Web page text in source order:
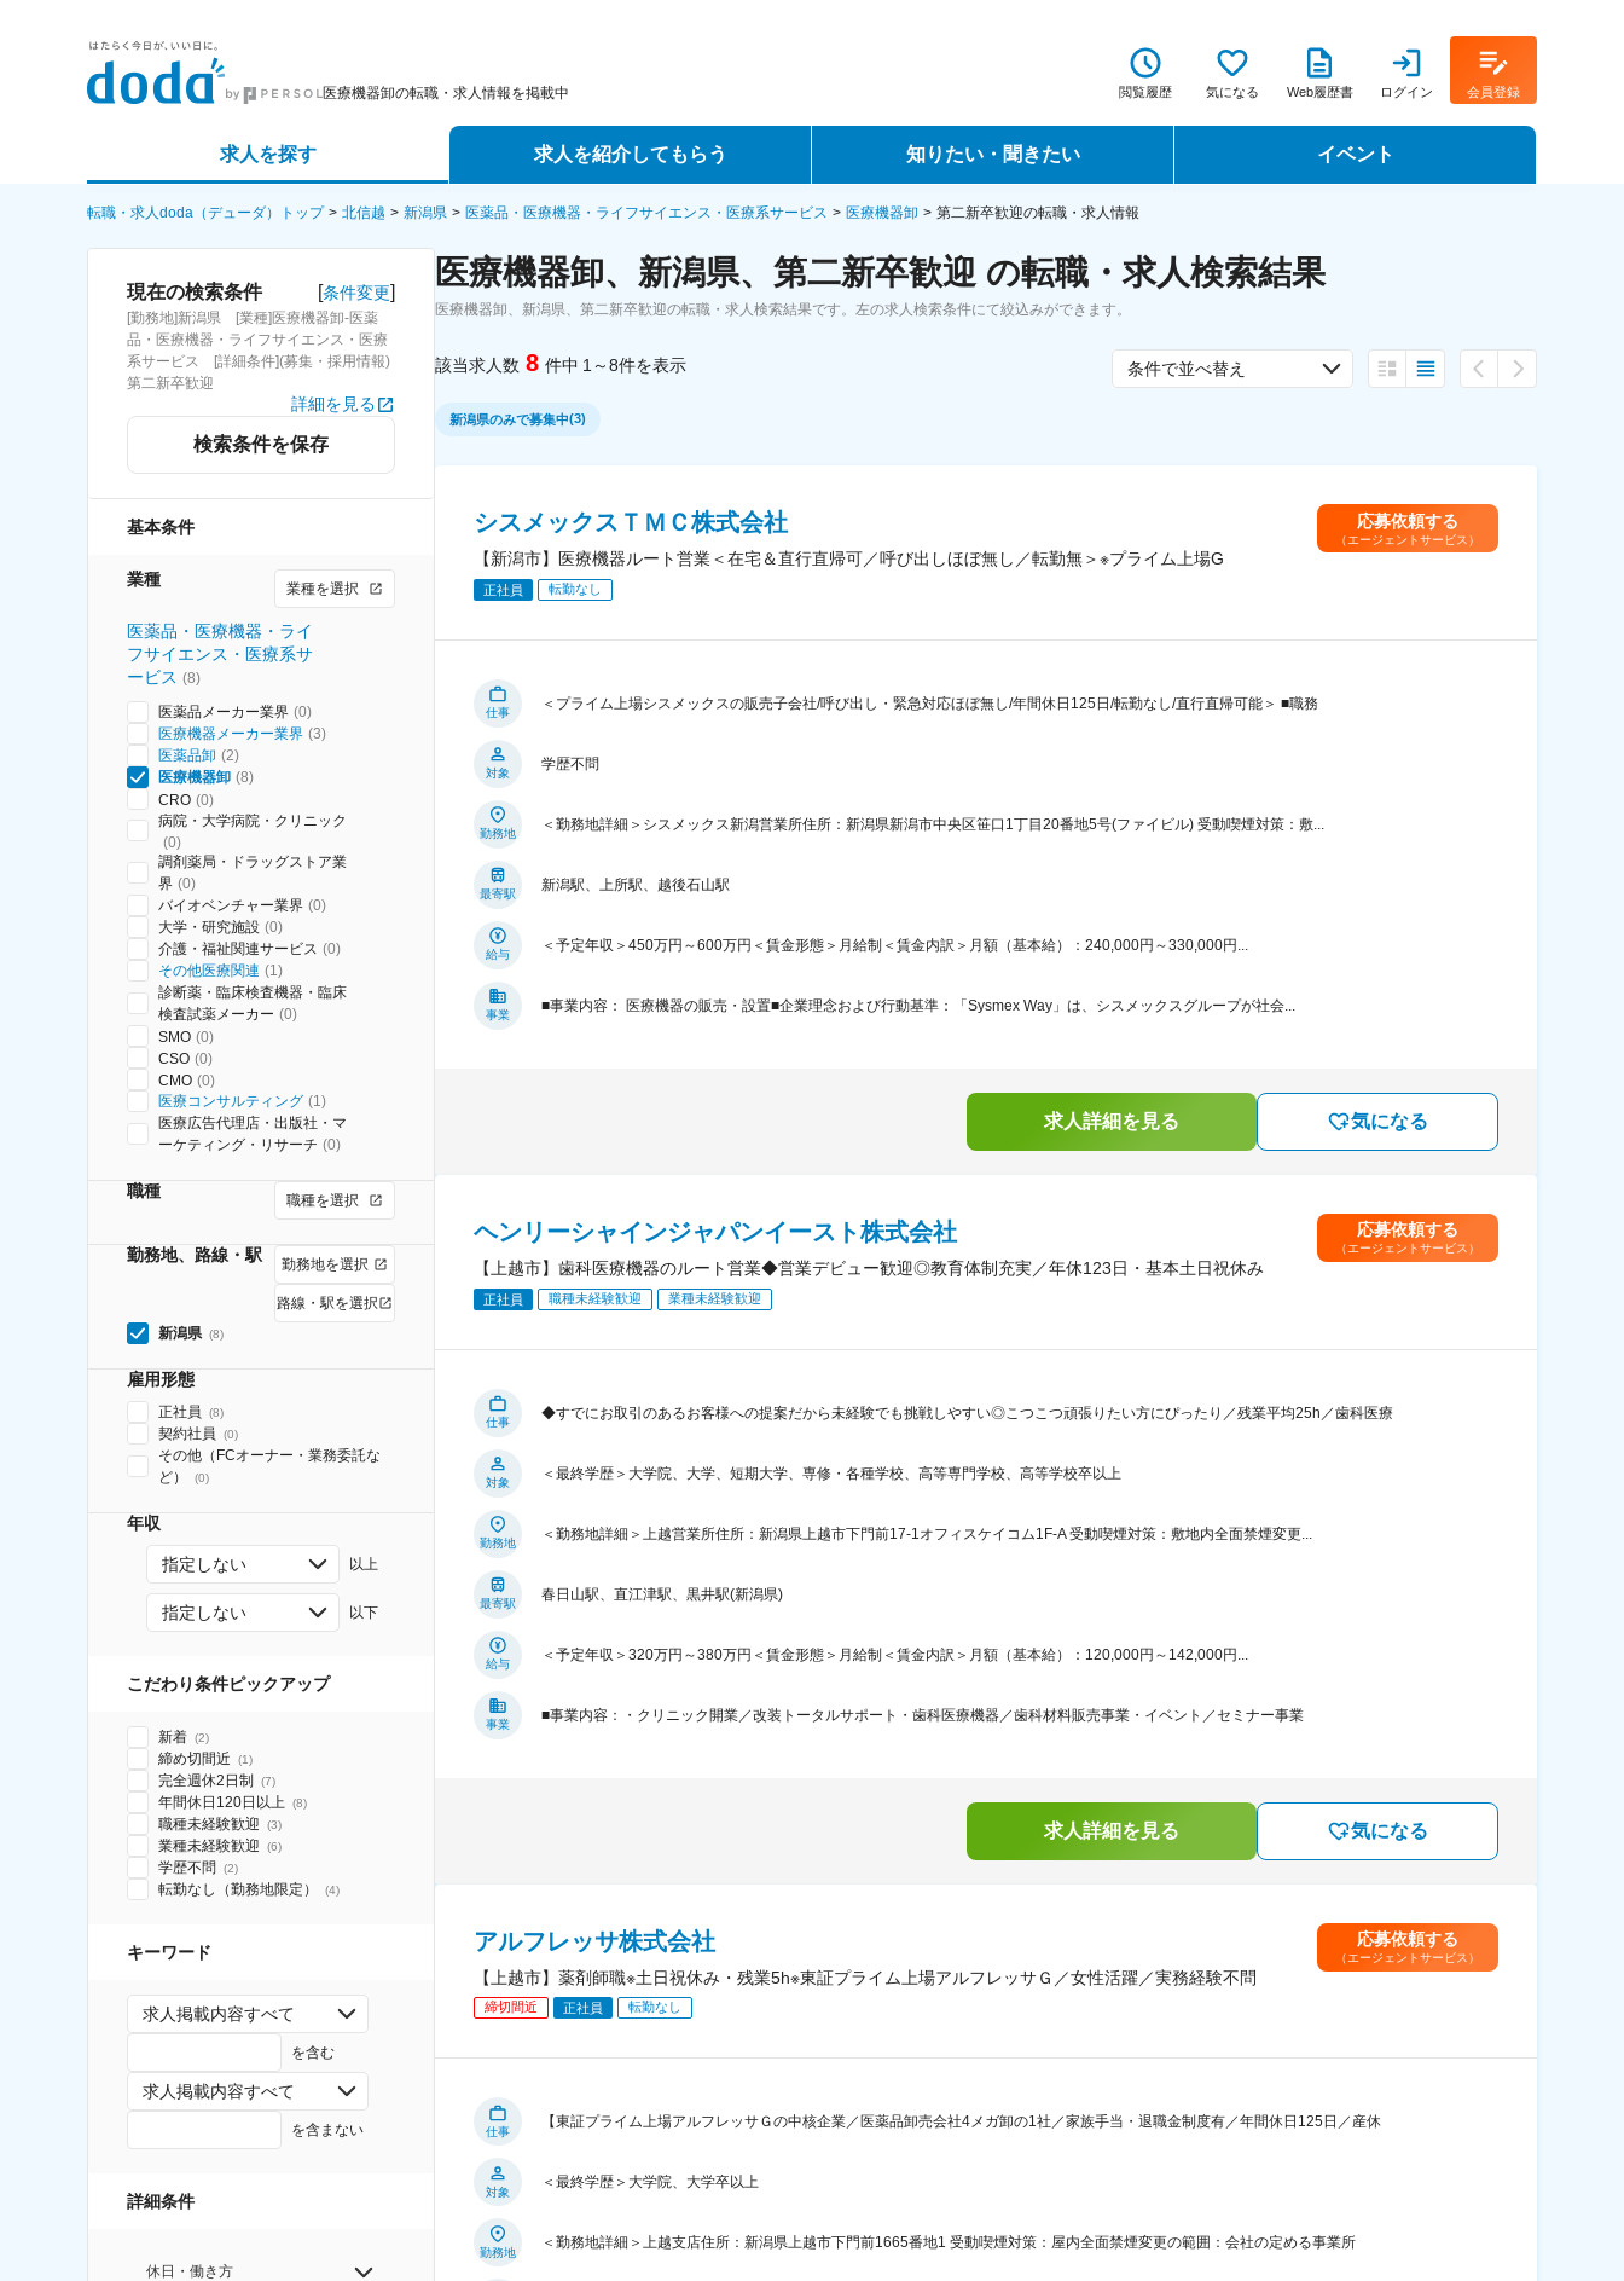
医療機器卸の転職・求人情報を掲載中 閲覧履歴 気になる Web履歴書 ログイン 会員登録
求人を探す
詳細条件から探す
求人特集から探す
求人を紹介してもらう
エージェントサービス
スカウトサービス
知りたい・聞きたい
転職ノウハウ
データで見る転職
イベント
転職フェア
転職・求人doda（デューダ）トップ 北信越 新潟県 医薬品・医療機器・ライフサイエンス・医療系サービス 医療機器卸 第二新卒歓迎の転職・求人情報
現在の検索条件 [条件変更]
[勤務地]新潟県 [業種]医療機器卸-医薬
品・医療機器・ライフサイエンス・医療
系サービス [詳細条件](募集・採用情報)
第二新卒歓迎
詳細を見る
検索条件を保存
基本条件
業種 業種を選択
医薬品・医療機器・ライ
フサイエンス・医療系サ
ービス (8)
医薬品メーカー業界 (0)
医療機器メーカー業界 (3)
医薬品卸 (2)
医療機器卸 (8)
CRO (0)
病院・大学病院・クリニック
(0)
調剤薬局・ドラッグストア業
界 (0)
バイオベンチャー業界 (0)
大学・研究施設 (0)
介護・福祉関連サービス (0)
その他医療関連 (1)
診断薬・臨床検査機器・臨床
検査試薬メーカー (0)
SMO (0)
CSO (0)
CMO (0)
医療コンサルティング (1)
医療広告代理店・出版社・マ
ーケティング・リサーチ (0)
職種 職種を選択
勤務地、路線・駅 勤務地を選択
路線・駅を選択
新潟県 (8)
雇用形態
正社員 (8)
契約社員 (0)
その他（FCオーナー・業務委託な
ど）
(0)
年収
指定しない 以上
指定しない 以下
こだわり条件ピックアップ
新着 (2)
締め切間近 (1)
完全週休2日制 (7)
年間休日120日以上 (8)
職種未経験歓迎 (3)
業種未経験歓迎 (6)
学歴不問 (2)
転勤なし（勤務地限定） (4)
キーワード
求人掲載内容すべて
を含む
求人掲載内容すべて
を含まない
詳細条件
休日・働き方
医療機器卸、新潟県、第二新卒歓迎 の転職・求人検索結果
医療機器卸、新潟県、第二新卒歓迎の転職・求人検索結果です。左の求人検索条件にて絞込みができます。
該当求人数 8 件中 1～8件を表示 条件で並べ替え
新潟県のみで募集中(3)
シスメックスＴＭＣ株式会社
【新潟市】医療機器ルート営業＜在宅＆直行直帰可／呼び出しほぼ無し／転勤無＞※プライム上場G
正社員 転勤なし
応募依頼する
（エージェントサービス）
仕事
＜プライム上場シスメックスの販売子会社/呼び出し・緊急対応ほぼ無し/年間休日125日/転勤なし/直行直帰可能＞ ■職務
対象
学歴不問
勤務地
＜勤務地詳細＞シスメックス新潟営業所住所：新潟県新潟市中央区笹口1丁目20番地5号(ファイビル) 受動喫煙対策：敷...
最寄駅
新潟駅、上所駅、越後石山駅
給与
＜予定年収＞450万円～600万円＜賃金形態＞月給制＜賃金内訳＞月額（基本給）：240,000円～330,000円...
事業
■事業内容： 医療機器の販売・設置■企業理念および行動基準：「Sysmex Way」は、シスメックスグループが社会...
求人詳細を見る 気になる
ヘンリーシャインジャパンイースト株式会社
【上越市】歯科医療機器のルート営業◆営業デビュー歓迎◎教育体制充実／年休123日・基本土日祝休み
正社員 職種未経験歓迎 業種未経験歓迎
応募依頼する
（エージェントサービス）
仕事
◆すでにお取引のあるお客様への提案だから未経験でも挑戦しやすい◎こつこつ頑張りたい方にぴったり／残業平均25h／歯科医療
対象
＜最終学歴＞大学院、大学、短期大学、専修・各種学校、高等専門学校、高等学校卒以上
勤務地
＜勤務地詳細＞上越営業所住所：新潟県上越市下門前17-1オフィスケイコム1F-A 受動喫煙対策：敷地内全面禁煙変更...
最寄駅
春日山駅、直江津駅、黒井駅(新潟県)
給与
＜予定年収＞320万円～380万円＜賃金形態＞月給制＜賃金内訳＞月額（基本給）：120,000円～142,000円...
事業
■事業内容：・クリニック開業／改装トータルサポート・歯科医療機器／歯科材料販売事業・イベント／セミナー事業
求人詳細を見る 気になる
アルフレッサ株式会社
【上越市】薬剤師職※土日祝休み・残業5h※東証プライム上場アルフレッサＧ／女性活躍／実務経験不問
締切間近 正社員 転勤なし
応募依頼する
（エージェントサービス）
仕事
【東証プライム上場アルフレッサＧの中核企業／医薬品卸売会社4メガ卸の1社／家族手当・退職金制度有／年間休日125日／産休
対象
＜最終学歴＞大学院、大学卒以上
勤務地
＜勤務地詳細＞上越支店住所：新潟県上越市下門前1665番地1 受動喫煙対策：屋内全面禁煙変更の範囲：会社の定める事業所